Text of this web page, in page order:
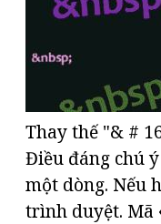
Thay thế "& #
Điều đáng chú
một dòng. Nếu
trình duyệt. Mã